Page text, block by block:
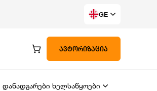
GE
ᲐᲕᲢᲝᲠᲘᲖᲐᲪᲘᲐ
დანადგარები ხელსაწყოები